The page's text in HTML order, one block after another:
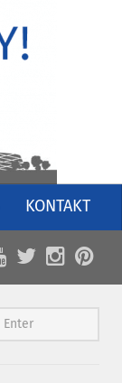
KONTAKT